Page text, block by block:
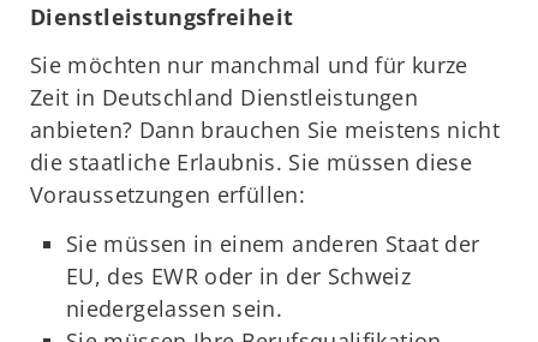
Dienstleistungsfreiheit
Sie möchten nur manchmal und für kurze
Zeit in Deutschland Dienstleistungen
anbieten? Dann brauchen Sie meistens nicht
die staatliche Erlaubnis. Sie müssen diese
Voraussetzungen erfüllen:
Sie müssen in einem anderen Staat der
EU, des EWR oder in der Schweiz
niedergelassen sein.